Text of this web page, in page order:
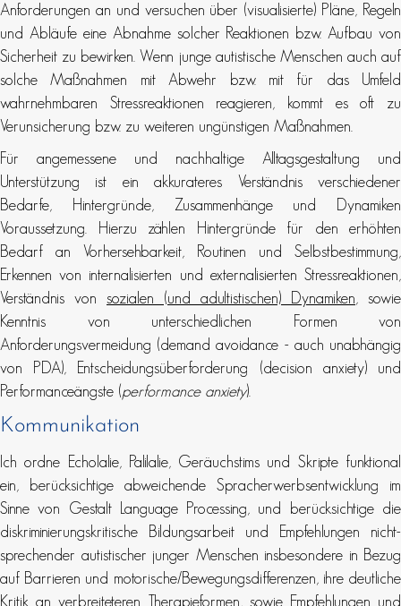
Anforderungen an und versuchen über (visualisierte) Pläne, Regeln
und Abläufe eine Abnahme solcher Reaktionen bzw. Aufbau von
Sicherheit zu bewirken. Wenn junge autistische Menschen auch auf
solche Maßnahmen mit Abwehr bzw. mit für das Umfeld
wahrnehmbaren Stressreaktionen reagieren, kommt es oft zu
Verunsicherung bzw. zu weiteren ungünstigen Maßnahmen.
Für angemessene und nachhaltige Alltagsgestaltung und
Unterstützung ist ein akkurateres Verständnis verschiedener
Bedarfe, Hintergründe, Zusammenhänge und Dynamiken
Voraussetzung. Hierzu zählen Hintergründe für den erhöhten
Bedarf an Vorhersehbarkeit, Routinen und Selbstbestimmung,
Erkennen von internalisierten und externalisierten Stressreaktionen,
Verständnis von sozialen (und adultistischen) Dynamiken, sowie
Kenntnis von unterschiedlichen Formen von
Anforderungsvermeidung (demand avoidance - auch unabhängig
von PDA), Entscheidungsüberforderung (decision anxiety) und
Performanceängste (performance anxiety).
Kommunikation
Ich ordne Echolalie, Palilalie, Geräuchstims und Skripte funktional
ein, berücksichtige abweichende Spracherwerbsentwicklung im
Sinne von Gestalt Language Processing, und berücksichtige die
diskriminierungskritische Bildungsarbeit und Empfehlungen nicht-
sprechender autistischer junger Menschen insbesondere in Bezug
auf Barrieren und motorische/Bewegungsdifferenzen, ihre deutliche
Kritik an verbreiteteren Therapieformen, sowie Empfehlungen und